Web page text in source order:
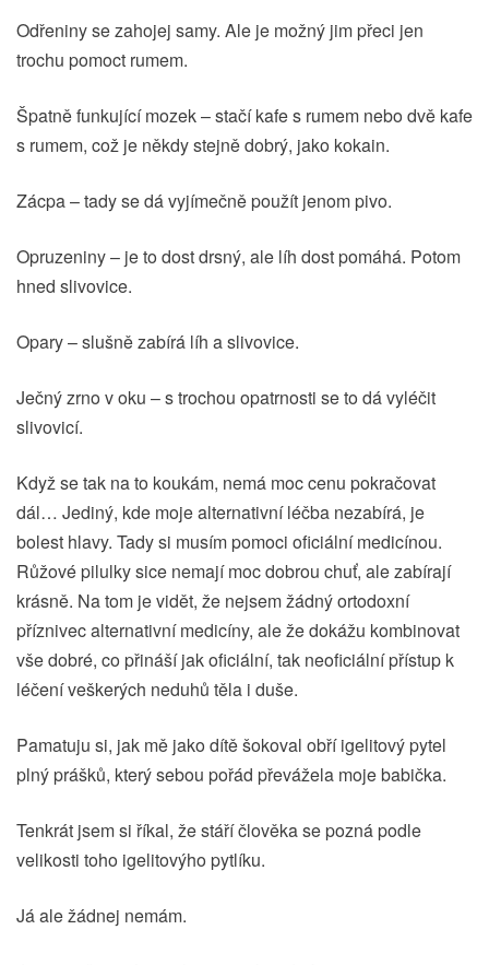
Odřeniny se zahojej samy. Ale je možný jim přeci jen
trochu pomoct rumem.
Špatně funkující mozek – stačí kafe s rumem nebo dvě kafe
s rumem, což je někdy stejně dobrý, jako kokain.
Zácpa – tady se dá vyjímečně použít jenom pivo.
Opruzeniny – je to dost drsný, ale líh dost pomáhá. Potom
hned slivovice.
Opary – slušně zabírá líh a slivovice.
Ječný zrno v oku – s trochou opatrnosti se to dá vyléčit
slivovicí.
Když se tak na to koukám, nemá moc cenu pokračovat
dál… Jediný, kde moje alternativní léčba nezabírá, je
bolest hlavy. Tady si musím pomoci oficiální medicínou.
Růžové pilulky sice nemají moc dobrou chuť, ale zabírají
krásně. Na tom je vidět, že nejsem žádný ortodoxní
příznivec alternativní medicíny, ale že dokážu kombinovat
vše dobré, co přináší jak oficiální, tak neoficiální přístup k
léčení veškerých neduhů těla i duše.
Pamatuju si, jak mě jako dítě šokoval obří igelitový pytel
plný prášků, který sebou pořád převážela moje babička.
Tenkrát jsem si říkal, že stáří člověka se pozná podle
velikosti toho igelitovýho pytlíku.
Já ale žádnej nemám.